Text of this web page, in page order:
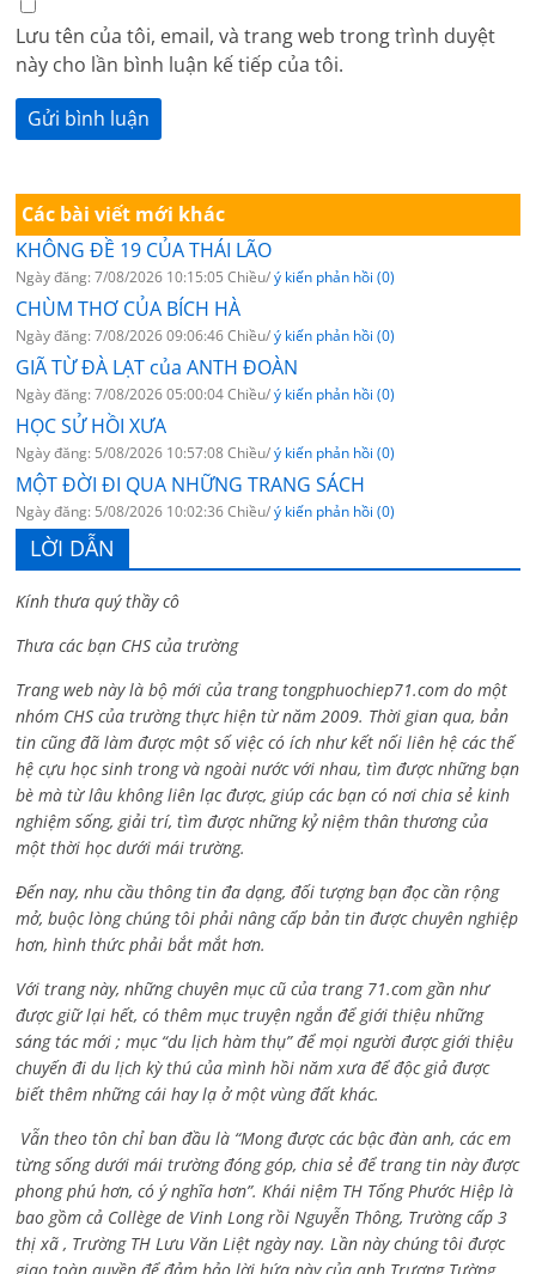
Lưu tên của tôi, email, và trang web trong trình duyệt
này cho lần bình luận kế tiếp của tôi.
Các bài viết mới khác
KHÔNG ĐỀ 19 CỦA THÁI LÃO
Ngày đăng: 7/08/2026 10:15:05 Chiều/ý kiến phản hồi (0)
CHÙM THƠ CỦA BÍCH HÀ
Ngày đăng: 7/08/2026 09:06:46 Chiều/ý kiến phản hồi (0)
GIÃ TỪ ĐÀ LẠT của ANTH ĐOÀN
Ngày đăng: 7/08/2026 05:00:04 Chiều/ý kiến phản hồi (0)
HỌC SỬ HỒI XƯA
Ngày đăng: 5/08/2026 10:57:08 Chiều/ý kiến phản hồi (0)
MỘT ĐỜI ĐI QUA NHỮNG TRANG SÁCH
Ngày đăng: 5/08/2026 10:02:36 Chiều/ý kiến phản hồi (0)
LỜI DẪN
Kính thưa quý thầy cô
Thưa các bạn CHS của trường
Trang web này là bộ mới của trang tongphuochiep71.com do một
nhóm CHS của trường thực hiện từ năm 2009. Thời gian qua, bản
tin cũng đã làm được một số việc có ích như kết nối liên hệ các thế
hệ cựu học sinh trong và ngoài nước với nhau, tìm được những bạn
bè mà từ lâu không liên lạc được, giúp các bạn có nơi chia sẻ kinh
nghiệm sống, giải trí, tìm được những kỷ niệm thân thương của
một thời học dưới mái trường.
Đến nay, nhu cầu thông tin đa dạng, đối tượng bạn đọc cần rộng
mở, buộc lòng chúng tôi phải nâng cấp bản tin được chuyên nghiệp
hơn, hình thức phải bắt mắt hơn.
Với trang này, những chuyên mục cũ của trang 71.com gần như
được giữ lại hết, có thêm mục truyện ngắn để giới thiệu những
sáng tác mới ; mục “du lịch hàm thụ” để mọi người được giới thiệu
chuyến đi du lịch kỳ thú của mình hồi năm xưa để độc giả được
biết thêm những cái hay lạ ở một vùng đất khác.
Vẫn theo tôn chỉ ban đầu là “Mong được các bậc đàn anh, các em
từng sống dưới mái trường đóng góp, chia sẻ để trang tin này được
phong phú hơn, có ý nghĩa hơn”. Khái niệm TH Tống Phước Hiệp là
bao gồm cả Collège de Vinh Long rồi Nguyễn Thông, Trường cấp 3
thị xã , Trường TH Lưu Văn Liệt ngày nay. Lần này chúng tôi được